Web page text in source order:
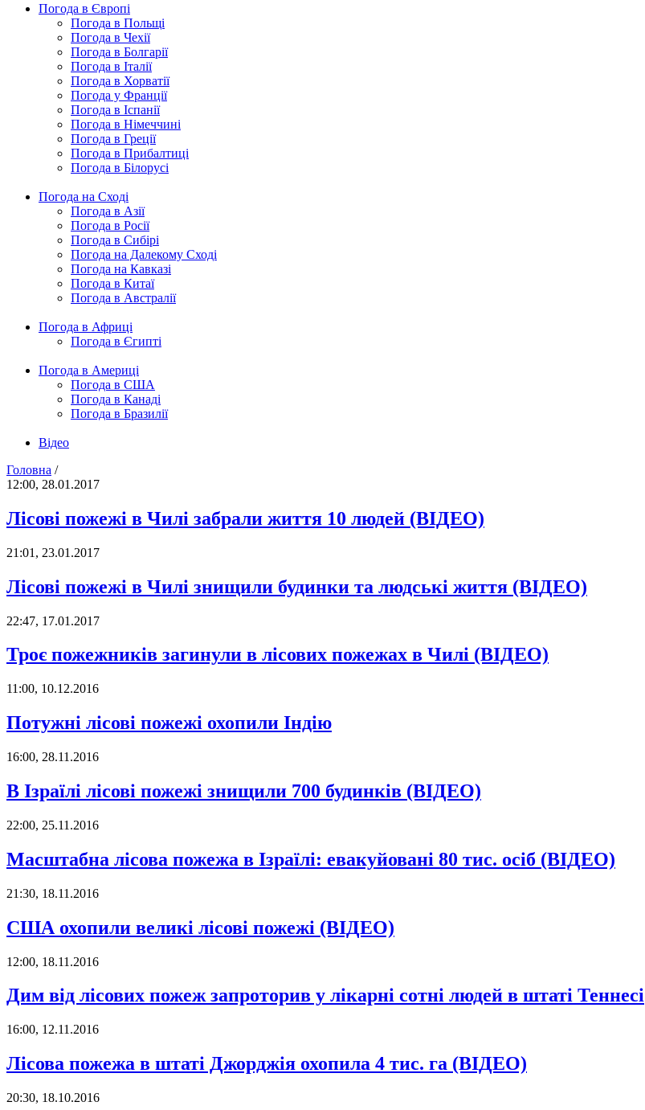
Погода в Європі
Погода в Польщі
Погода в Чехії
Погода в Болгарії
Погода в Італії
Погода в Хорватії
Погода у Франції
Погода в Іспанії
Погода в Німеччині
Погода в Греції
Погода в Прибалтиці
Погода в Білорусі
Погода на Сході
Погода в Азії
Погода в Росії
Погода в Сибірі
Погода на Далекому Сході
Погода на Кавказі
Погода в Китаї
Погода в Австралії
Погода в Африці
Погода в Єгипті
Погода в Америці
Погода в США
Погода в Канаді
Погода в Бразилії
Відео
Головна /
12:00, 28.01.2017
Лісові пожежі в Чилі забрали життя 10 людей (ВІДЕО)
21:01, 23.01.2017
Лісові пожежі в Чилі знищили будинки та людські життя (ВІДЕО)
22:47, 17.01.2017
Троє пожежників загинули в лісових пожежах в Чилі (ВІДЕО)
11:00, 10.12.2016
Потужні лісові пожежі охопили Індію
16:00, 28.11.2016
В Ізраїлі лісові пожежі знищили 700 будинків (ВІДЕО)
22:00, 25.11.2016
Масштабна лісова пожежа в Ізраїлі: евакуйовані 80 тис. осіб (ВІДЕО)
21:30, 18.11.2016
США охопили великі лісові пожежі (ВІДЕО)
12:00, 18.11.2016
Дим від лісових пожеж запроторив у лікарні сотні людей в штаті Теннесі
16:00, 12.11.2016
Лісова пожежа в штаті Джорджія охопила 4 тис. га (ВІДЕО)
20:30, 18.10.2016